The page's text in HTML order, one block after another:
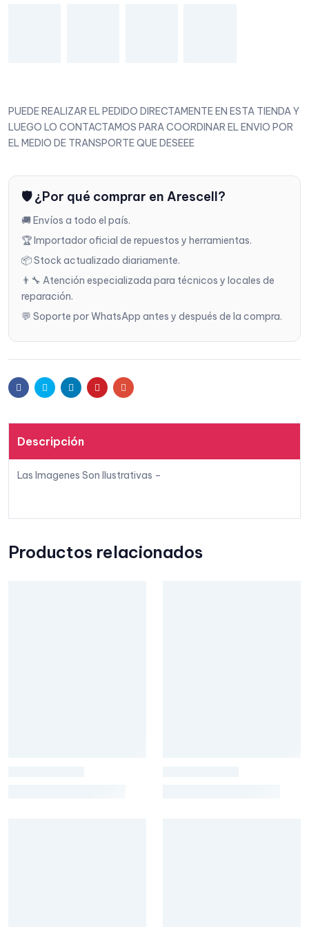
PUEDE REALIZAR EL PEDIDO DIRECTAMENTE EN ESTA TIENDA Y
LUEGO LO CONTACTAMOS PARA COORDINAR EL ENVIO POR
EL MEDIO DE TRANSPORTE QUE DESEEE
🛡️ ¿Por qué comprar en Arescell?
🚚 Envíos a todo el país.
🏆 Importador oficial de repuestos y herramientas.
📦 Stock actualizado diariamente.
👨‍🔧 Atención especializada para técnicos y locales de
reparación.
💬 Soporte por WhatsApp antes y después de la compra.
FacebookTwitter LinkedinPinterestEmail
Descripción
Las Imagenes Son Ilustrativas –
Productos relacionados